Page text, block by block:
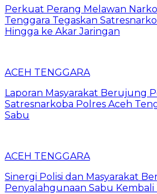
Perkuat Perang Melawan
Tenggara Tegaskan
Hingga ke Akar Jaringan
ACEH TENGGARA
Laporan Masyarakat Berujung
Satresnarkoba Polres Aceh
Sabu
ACEH TENGGARA
Sinergi Polisi dan Masyarakat
Penyalahgunaan Sabu